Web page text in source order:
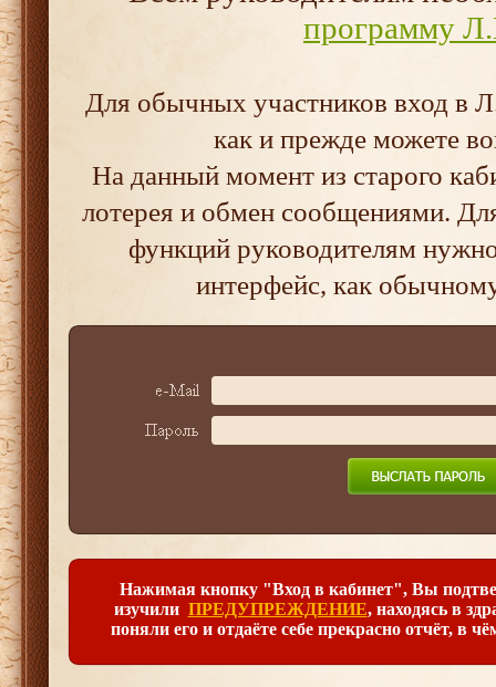
программу
Для обычных участников вход в
как и прежде можете
На данный момент из старого
лотерея и обмен сообщениями.
функций руководителям
интерфейс, как
Нажимая кнопку "Вход в кабинет", Вы
изучили ПРЕДУПРЕЖДЕНИЕ, находясь в
поняли его и отдаёте себе прекрасно отчёт, в